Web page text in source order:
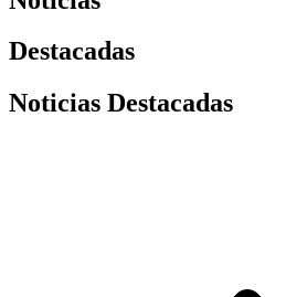
Destacadas
Noticias Destacadas